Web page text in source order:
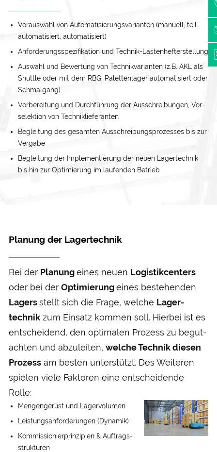
Voraus­wahl von Automatisierungs­varianten (manuell, teil­
automatisiert, automatisiert)
Anforderungs­spezifikation und Technik-Lasten­heft­erstellung
Auswahl und Bewertung von Technik­varianten (z.B. AKL als
Shuttle oder mit dem RBG, Paletten­lager automatisiert oder
Schmal­gang)
Vorbereitung und Durch­führung der Aus­schreibungen, Vor­
selektion von Technik­lieferanten
Begleitung des gesamten Aus­schreibungs­prozesses bis zur
Vergabe
Begleitung der Implementierung der neuen Lager­technik
bis hin zur Optimierung im laufenden Betrieb
Planung der Lagertechnik
Bei der Planungeines neuen Logistik­centers
oder bei der Optimierungeines bestehenden
Lagersstellt sich die Frage, welche Lager­
technikzum Einsatz kommen soll. Hierbei ist es
entscheidend, den optimalen Prozess zu begut­
achten und abzu­leiten, welche Technik diesen
Prozessam besten unter­stützt. Des Weiteren
spielen viele Faktoren eine entscheidende
Rolle:
Mengen­gerüst und Lager­volumen
Leistungs­anforderungen (Dynamik)
Kommissionier­prinzipien & Auftrags­
strukturen